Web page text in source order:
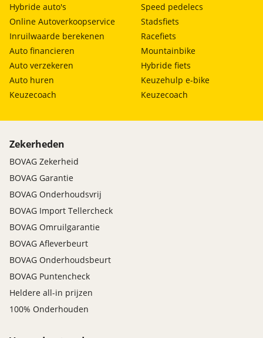
uitvoeringsniveau van de auto afwijkt van de
omschrijving in de advertentie, informeer altijd bij
de verkoper naar de aanwezigheid/afwezigheid van
bepaalde opties. Aan de informatie van deze
advertentie kunnen geen rechten ontleend
worden.
Prijs:
€ 0,-
Originele waarde € 995,-
Omschrijving:
BOVAG garantie (12 maanden); BOVAG 40-
Puntencheck; BOVAG Afleverbeurt
Prijs:
Hybride auto's
Online Autoverkoopservice
Inruilwaarde berekenen
Auto financieren
Auto verzekeren
Auto huren
Keuzecoach
Speed pedelecs
Stadsfiets
Racefiets
Mountainbike
Hybride fiets
Keuzehulp e-bike
Keuzecoach
Zekerheden
BOVAG Zekerheid
BOVAG Garantie
BOVAG Onderhoudsvrij
BOVAG Import Tellercheck
BOVAG Omruilgarantie
BOVAG Afleverbeurt
BOVAG Onderhoudsbeurt
BOVAG Puntencheck
Heldere all-in prijzen
100% Onderhouden